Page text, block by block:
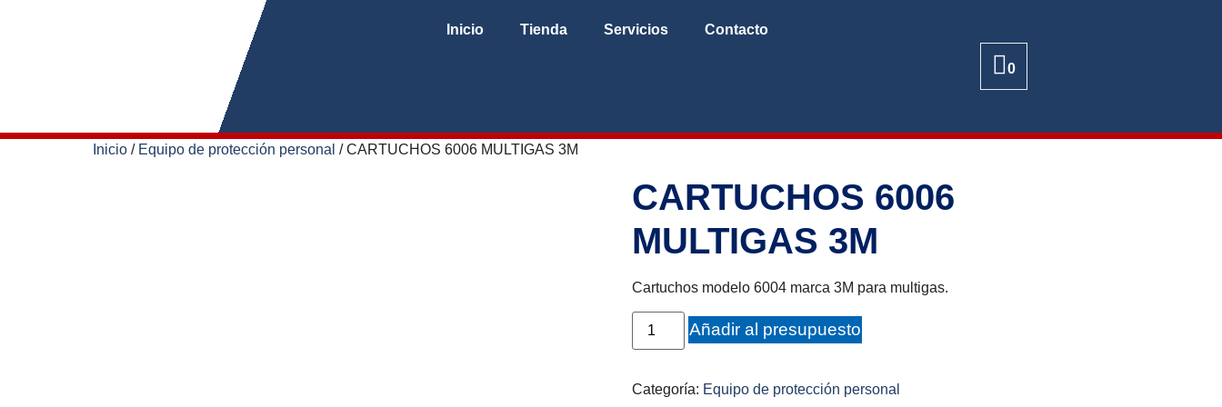
Inicio Tienda Servicios Contacto
0
Inicio / Equipo de protección personal / CARTUCHOS 6006 MULTIGAS 3M
CARTUCHOS 6006
MULTIGAS 3M
Cartuchos modelo 6004 marca 3M para multigas.
Añadir al presupuesto
Categoría: Equipo de protección personal